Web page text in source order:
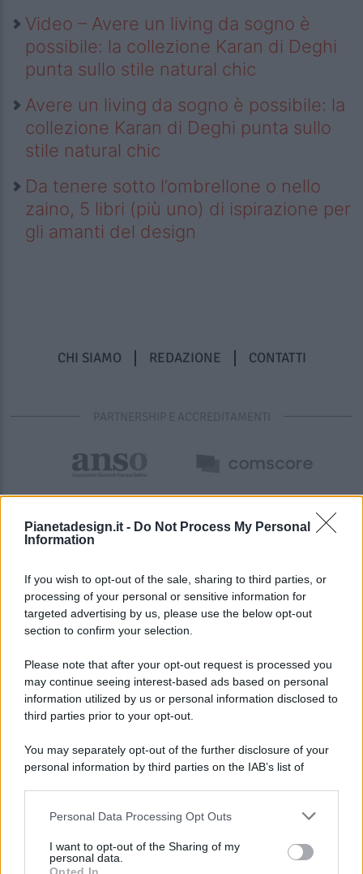
Pianetadesign.it - Do Not Process My Personal
Information
If you wish to opt-out of the sale, sharing to third parties, or
processing of your personal or sensitive information for
targeted advertising by us, please use the below opt-out
section to confirm your selection.
Please note that after your opt-out request is processed you
may continue seeing interest-based ads based on personal
information utilized by us or personal information disclosed to
third parties prior to your opt-out.
You may separately opt-out of the further disclosure of your
personal information by third parties on the IAB’s list of
This information may also be disclosed by us to third parties
disclose it to other third parties.
Personal Data Processing Opt Outs
I want to opt-out of the Sharing of my
personal data.
Video – Avere un living da sogno è
possibile: la collezione Karan di Deghi
punta sullo stile natural chic
Avere un living da sogno è possibile: la
collezione Karan di Deghi punta sullo
stile natural chic
Da tenere sotto l’ombrellone o nello
zaino, 5 libri (più uno) di ispirazione per
gli amanti del design
CHI SIAMO REDAZIONE CONTATTI
PARTNERSHIP E ACCREDITAMENTI
© 2026 - Pianeta Design - P.IVA 04827280654 - Testata
Registrata Al Tribunale Di Nocera Inferiore N. 8/2020 - RG N.
ISCRIZIONE AL ROC N. 35792 – ISCRITTA ALL’ANSO
(ASSOCIAZIONE NAZIONALE STAMPA ONLINE)
PREFERENZE PRIVACY